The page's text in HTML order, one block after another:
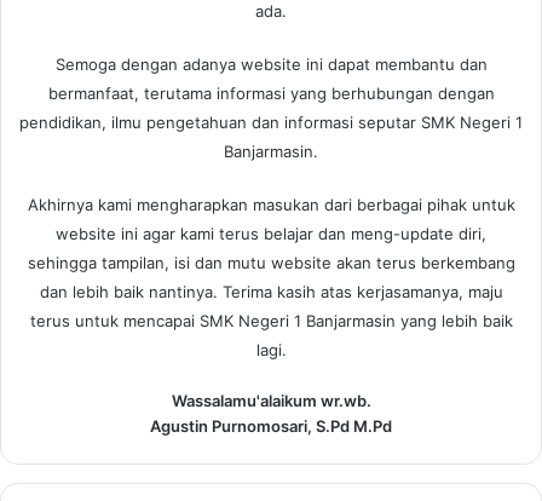
ada.
Semoga dengan adanya website ini dapat membantu dan
bermanfaat, terutama informasi yang berhubungan dengan
pendidikan, ilmu pengetahuan dan informasi seputar SMK Negeri 1
Banjarmasin.
Akhirnya kami mengharapkan masukan dari berbagai pihak untuk
website ini agar kami terus belajar dan meng-update diri,
sehingga tampilan, isi dan mutu website akan terus berkembang
dan lebih baik nantinya. Terima kasih atas kerjasamanya, maju
terus untuk mencapai SMK Negeri 1 Banjarmasin yang lebih baik
lagi.
Wassalamu'alaikum wr.wb.
Agustin Purnomosari, S.Pd M.Pd